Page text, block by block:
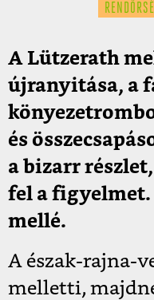
A Lützerath
újranyitása, a
és
a bizarr
fel a
mellé.
A észak-rajna-
melletti,